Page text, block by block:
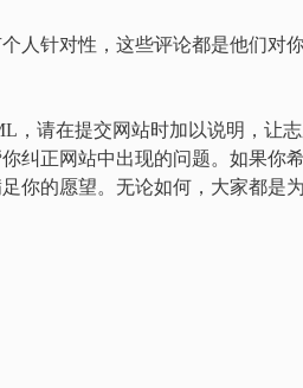
人针对性，这些评论都是他们对
，请在提交网站时加以说明，让
纠正网站中出现的问题。如果你
你的愿望。无论如何，大家都是